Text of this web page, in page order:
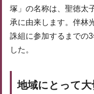
塚」の名称は、聖徳太
承に由来します。伴林
誅組に参加するまでの
した。
地域にとって